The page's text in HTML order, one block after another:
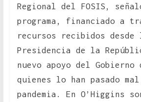
Regional del FOSIS,
programa, financiado a
recursos recibidos desde
Presidencia de la
nuevo apoyo del
quienes lo han pasado
pandemia. En O’Higgins